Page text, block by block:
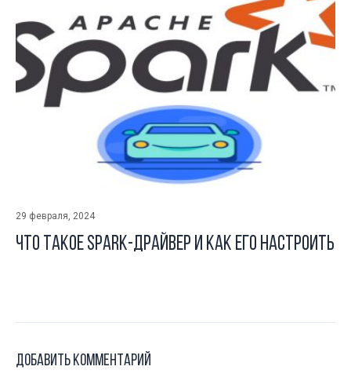
29 февраля, 2024
Что такое Spark-драйвер и как его настроить
Добавить комментарий